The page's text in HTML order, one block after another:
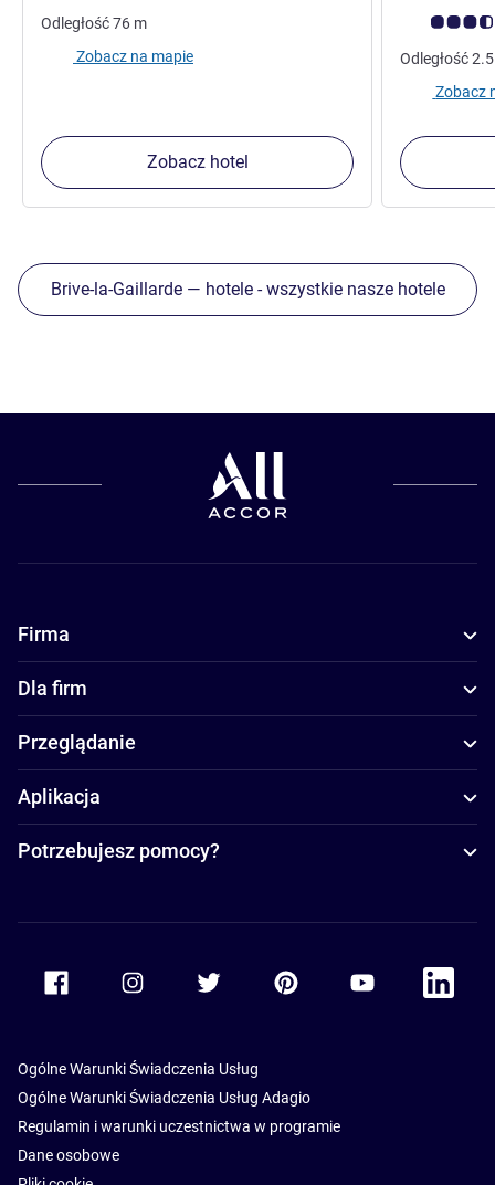
Odległość76 m
Zobacz na mapie
Zobacz hotel
Ocena
Odległość
Zobacz
Brive-la-Gaillarde — hotele - wszystkie nasze hotele
Firma
Dla firm
Przeglądanie
Aplikacja
Potrzebujesz pomocy?
Accor Youtube
Accor
Ogólne Warunki Świadczenia Usług
Ogólne Warunki Świadczenia Usług Adagio
Regulamin i warunki uczestnictwa w programie
Dane osobowe